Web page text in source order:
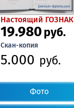
Настоящий ГОЗНАК
19.980руб.
Скан-копия
5.000 руб.
Фото